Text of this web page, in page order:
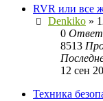
RVR или все
Denkiko »
0
8513
12 сен
Техника